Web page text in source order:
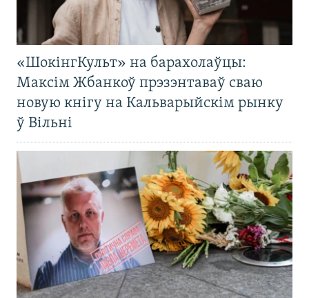
«ШокінгКульт» на барахолаўцы:
Максім Жбанкоў прэзэнтаваў сваю
новую кнігу на Кальварыйскім рынку
ў Вільні